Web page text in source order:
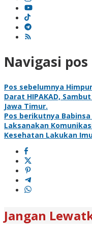
Navigasi pos
Pos sebelumnya
Darat HIPAKAD,
Jawa Timur.
Pos berikutnya
Laksanakan
Kesehatan Lakukan
Jangan